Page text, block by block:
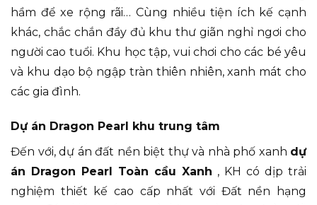
hầm để xe rộng rãi… Cùng nhiều tiện ích kế cạnh
khác, chắc chắn đầy đủ khu thư giãn nghỉ ngơi cho
người cao tuổi. Khu học tập, vui chơi cho các bé yêu
và khu dạo bộ ngập tràn thiên nhiên, xanh mát cho
các gia đình.
Dự án Dragon Pearl khu trung tâm
Đến với, dự án đất nền biệt thự và nhà phố xanh dự
án Dragon Pearl Toàn cầu Xanh , KH có dịp trải
nghiệm thiết kế cao cấp nhất với Đất nền hạng